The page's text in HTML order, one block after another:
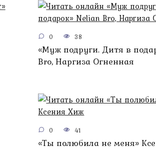
0 38
«Муж подруги. Дитя в
Bro, Наргиза Огненная
0 41
«Ты полюбила не меня»